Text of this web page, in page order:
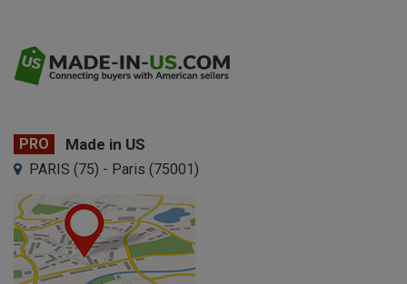
PRO Made in US
PARIS (75) - Paris (75001)